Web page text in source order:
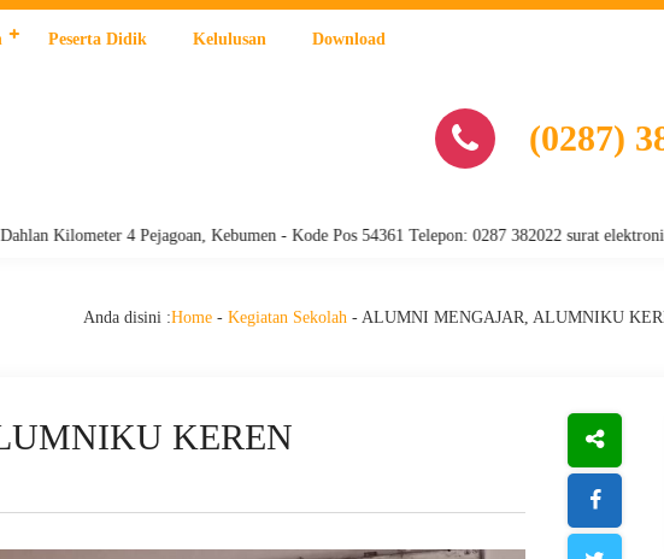
Peserta Didik Kelulusan Download
(0287)
4 Pejagoan, Kebumen - Kode Pos 54361 Telepon: 0287 382022 surat elektronik :
Anda disini :Home - Kegiatan Sekolah - ALUMNI MENGAJAR, ALUMNIKU
KEREN